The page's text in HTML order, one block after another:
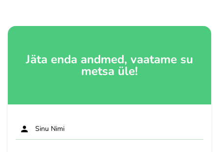
Jäta enda andmed, vaatame su
metsa üle!
Sinu Nimi